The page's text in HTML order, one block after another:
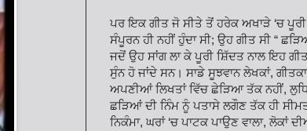
ਪਰ ਇਕ ਗੀਤ ਜੋ ਸੀਤੇ ਤੋਂ ਹਰੇਕ ਅਖਾੜੇ ‘ਚ
ਸੰਪੂਰਨ ਹੀ ਨਹੀਂ ਹੁੰਦਾ ਸੀ; ਉਹ ਗੀਤ ਸੀ “
ਜਦੋਂ ਉਹ ਸਾਂਗ ਲਾ ਕੇ ਪੂਰੀ ਸ਼ਿੱਦਤ ਨਾਲ ਇਹ
ਸੁੰਨ ਹੋ ਜਾਂਦੇ ਸਨ। ਸਾਡੇ ਸੂਝਵਾਨ ਲੇਖਕਾਂ,
ਅਪਣੀਆਂ ਲਿਖਤਾਂ ਵਿੱਚ ਛੇੜਿਆ ਤੱਕ ਨਹੀਂ,
ਛੜਿਆਂ ਦੀ ਨਿੰਮ ਨੂੰ ਪਤਾਸੇ ਲਗੌਣ ਤੱਕ ਹੀ
ਨਿਕੰਮਾ, ਘਰਾਂ ‘ਚ ਪਾਟਕ ਪਾਉਣ ਵਾਲਾ,